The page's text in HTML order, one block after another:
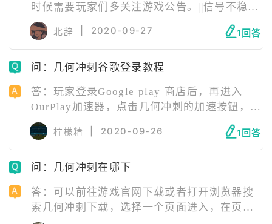
时候需要玩家们多关注游戏公告。||信号不稳
定：尽量打开4G进行游戏，WIFI需要找到信号
强的源头才行。||版本问题：不正式的版本，玩
家们也可以尝试下最新版游戏。||手机内存不
足，或存在游戏缓存：清理一下运行内存和手
北辞 2020-09-27 1回答
问：几何冲刺谷歌登录教程
答：玩家登录Google play 商店后，再进入
OurPlay加速器，点击几何冲刺的加速按钮，就
可以进入游戏，登录界面选择谷歌登录即可登
录成功。
柠檬精 2020-09-26 1回答
问：几何冲刺在哪下
答：可以前往游戏官网下载或者打开浏览器搜
索几何冲刺下载，选择一个页面进入，在页面